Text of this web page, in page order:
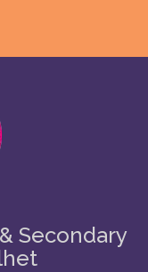
Secondary